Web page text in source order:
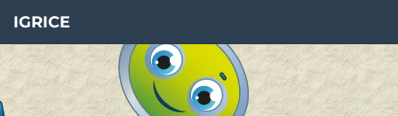
IGRICE